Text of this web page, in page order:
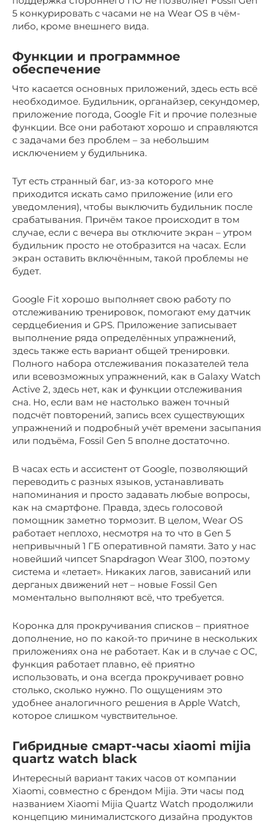
5 конкурировать с часами не на Wear OS в чём-
либо, кроме внешнего вида.
Функции и программное
обеспечение
Что касается основных приложений, здесь есть всё
необходимое. Будильник, органайзер, секундомер,
приложение погода, Google Fit и прочие полезные
функции. Все они работают хорошо и справляются
с задачами без проблем – за небольшим
исключением у будильника.
Тут есть странный баг, из-за которого мне
приходится искать само приложение (или его
уведомления), чтобы выключить будильник после
срабатывания. Причём такое происходит в том
случае, если с вечера вы отключите экран – утром
будильник просто не отобразится на часах. Если
экран оставить включённым, такой проблемы не
будет.
Google Fit хорошо выполняет свою работу по
отслеживанию тренировок, помогают ему датчик
сердцебиения и GPS. Приложение записывает
выполнение ряда определённых упражнений,
здесь также есть вариант общей тренировки.
Полного набора отслеживания показателей тела
или всевозможных упражнений, как в Galaxy Watch
Active 2, здесь нет, как и функции отслеживания
сна. Но, если вам не настолько важен точный
подсчёт повторений, запись всех существующих
упражнений и подробный учёт времени засыпания
или подъёма, Fossil Gen 5 вполне достаточно.
В часах есть и ассистент от Google, позволяющий
переводить с разных языков, устанавливать
напоминания и просто задавать любые вопросы,
как на смартфоне. Правда, здесь голосовой
помощник заметно тормозит. В целом, Wear OS
работает неплохо, несмотря на то что в Gen 5
непривычный 1 ГБ оперативной памяти. Зато у нас
новейший чипсет Snapdragon Wear 3100, поэтому
система и «летает». Никаких лагов, зависаний или
дерганых движений нет – новые Fossil Gen
моментально выполняют всё, что требуется.
Коронка для прокручивания списков – приятное
дополнение, но по какой-то причине в нескольких
приложениях она не работает. Как и в случае с ОС,
функция работает плавно, её приятно
использовать, и она всегда прокручивает ровно
столько, сколько нужно. По ощущениям это
удобнее аналогичного решения в Apple Watch,
которое слишком чувствительное.
Гибридные смарт-часы xiaomi mijia
quartz watch black
Интересный вариант таких часов от компании
Xiaomi, совместно с брендом Mijia. Эти часы под
названием Xiaomi Mijia Quartz Watch продолжили
концепцию минималистского дизайна продуктов